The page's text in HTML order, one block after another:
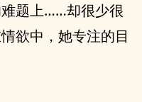
题上……却很少很
欲中，她专注的目